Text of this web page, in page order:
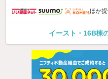
ほか
イースト・16B棟